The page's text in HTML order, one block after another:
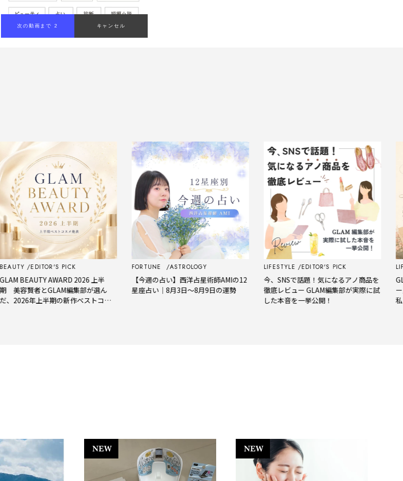
EDITOR'S PICK
AWARD 2026 上半
とGLAM編集部が選ん
上半期の新作ベストコス
ASTROLOGY
【今週の占い】西洋占星術師AMIの12
星座占い｜8月3日～8月9日の運勢
EDITOR'S PICK
今、SNSで話題！気になるアノ商品を
徹底レビュー GLAM編集部が実際に試
した本音を一挙公開！
GLAMの「
ー」スキマ
私たちのリ